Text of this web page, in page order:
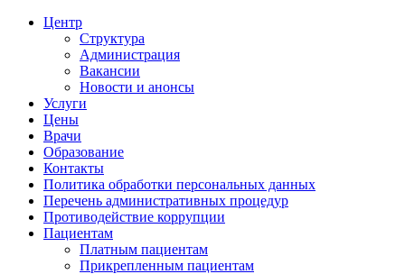
Центр
Структура
Администрация
Вакансии
Новости и анонсы
Услуги
Цены
Врачи
Образование
Контакты
Политика обработки персональных данных
Перечень административных процедур
Противодействие коррупции
Пациентам
Платным пациентам
Прикрепленным пациентам